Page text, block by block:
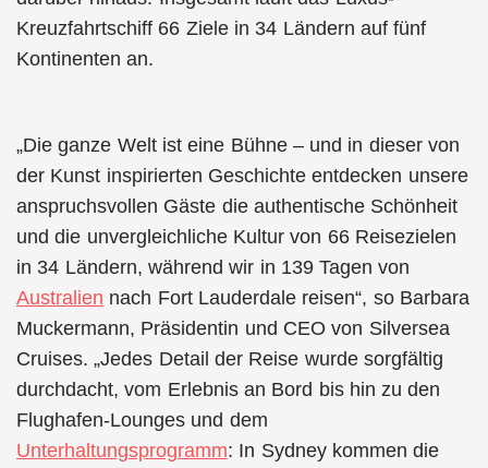
Kreuzfahrtschiff 66 Ziele in 34 Ländern auf fünf
Kontinenten an.
„Die ganze Welt ist eine Bühne – und in dieser von
der Kunst inspirierten Geschichte entdecken unsere
anspruchsvollen Gäste die authentische Schönheit
und die unvergleichliche Kultur von 66 Reisezielen
in 34 Ländern, während wir in 139 Tagen von
Australien nach Fort Lauderdale reisen“, so Barbara
Muckermann, Präsidentin und CEO von Silversea
Cruises. „Jedes Detail der Reise wurde sorgfältig
durchdacht, vom Erlebnis an Bord bis hin zu den
Flughafen-Lounges und dem
Unterhaltungsprogramm: In Sydney kommen die